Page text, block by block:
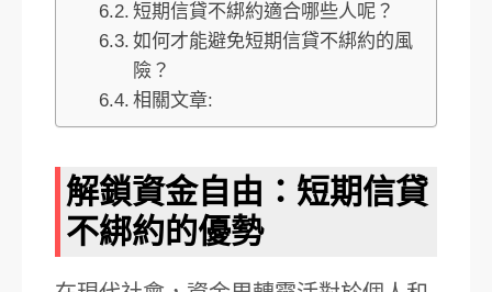
短期信貸不綁約適合哪些人呢？
如何才能避免短期信貸不綁約的風
險？
相關文章:
解鎖資金自由：短期信貸
不綁約的優勢